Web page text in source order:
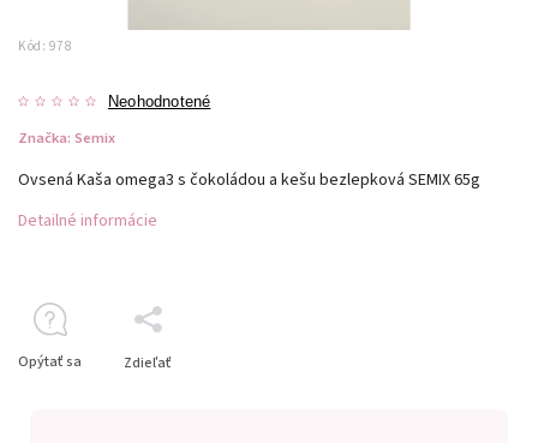
Kód: 978
Neohodnotené
Značka: Semix
Ovsená Kaša omega3 s čokoládou a kešu bezlepková SEMIX 65g
Detailné informácie
Opýtať sa Zdieľať